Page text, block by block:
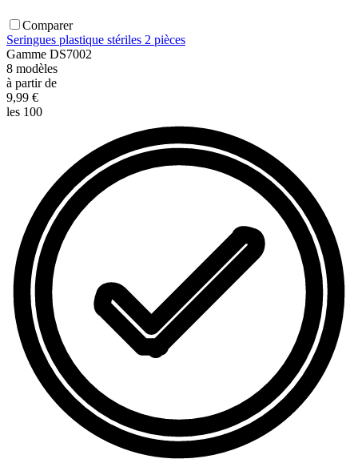
Comparer
Seringues plastique stériles 2 pièces
Gamme DS7002
8 modèles
à partir de
9,99 €
les 100